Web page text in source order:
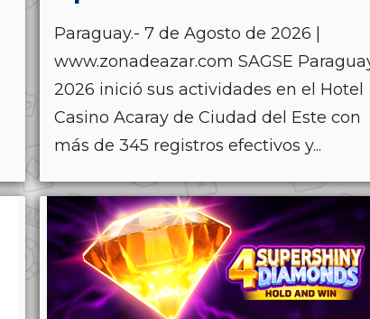
Paraguay.- 7 de Agosto de 2026 |
www.zonadeazar.com SAGSE
2026 inició sus actividades en el Hotel
Casino Acaray de Ciudad del Este con
más de 345 registros efectivos y...